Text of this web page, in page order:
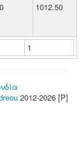
1012.50
1
2012-2026 [P]